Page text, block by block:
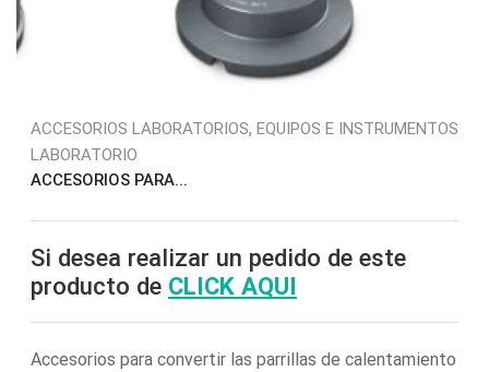
ACCESORIOS LABORATORIOS, EQUIPOS E INSTRUMENTOS
LABORATORIO
ACCESORIOS PARA...
Si desea realizar un pedido de este
producto de CLICK AQUI
Accesorios para convertir las parrillas de calentamiento